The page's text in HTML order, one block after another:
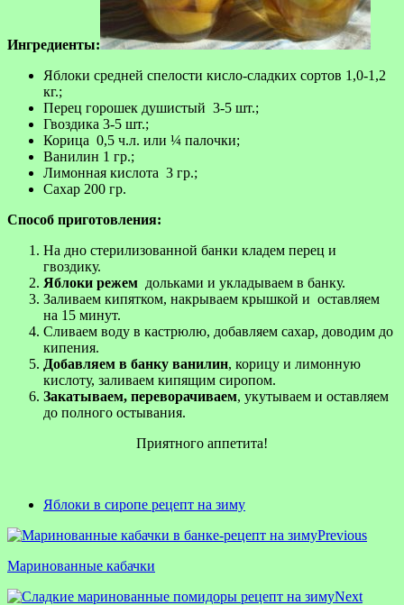
Ингредиенты:
Яблоки средней спелости кисло-сладких сортов 1,0-1,2
кг.;
Перец горошек душистый 3-5 шт.;
Гвоздика 3-5 шт.;
Корица 0,5 ч.л. или ¼ палочки;
Ванилин 1 гр.;
Лимонная кислота 3 гр.;
Сахар 200 гр.
Способ приготовления:
На дно стерилизованной банки кладем перец и
гвоздику.
Яблоки режем дольками и укладываем в банку.
Заливаем кипятком, накрываем крышкой и оставляем
на 15 минут.
Сливаем воду в кастрюлю, добавляем сахар, доводим до
кипения.
Добавляем в банку ванилин, корицу и лимонную
кислоту, заливаем кипящим сиропом.
Закатываем, переворачиваем, укутываем и оставляем
до полного остывания.
Приятного аппетита!
Яблоки в сиропе рецепт на зиму
Previous
Маринованные кабачки
Next